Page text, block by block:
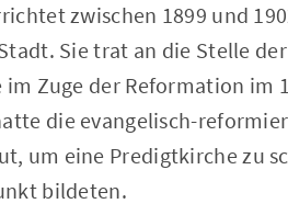
zwischen 1899 und
Sie trat an die Stelle
Zuge der Reformation
die evangelisch-
um eine Predigtkirche zu
bildeten.